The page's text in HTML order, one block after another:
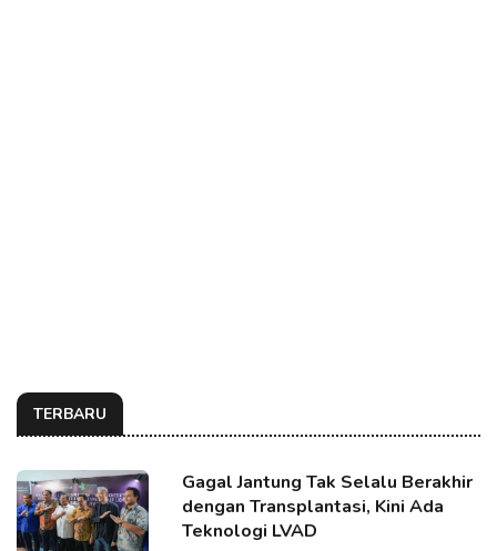
TERBARU
Gagal Jantung Tak Selalu Berakhir
dengan Transplantasi, Kini Ada
Teknologi LVAD